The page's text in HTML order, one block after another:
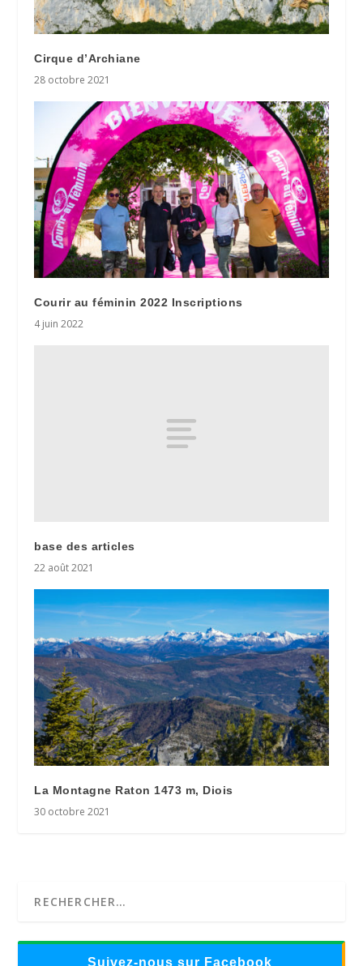
Cirque d’Archiane
28 octobre 2021
Courir au féminin 2022 Inscriptions
4 juin 2022
base des articles
22 août 2021
La Montagne Raton 1473 m, Diois
30 octobre 2021
Suivez-nous sur Facebook